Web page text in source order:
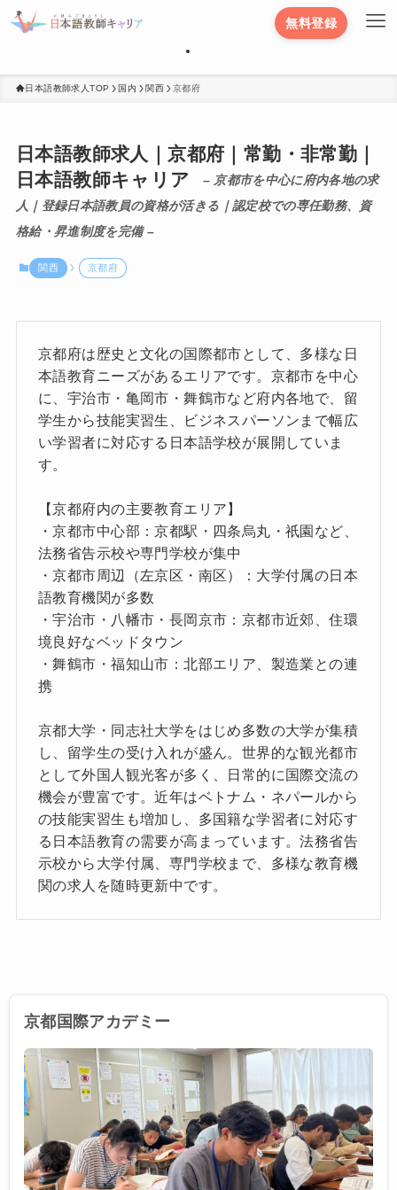
無料登録
日本語教師求人TOP 国内 関西 京都府
日本語教師求人｜京都府｜常勤・非常勤｜
日本語教師キャリア
– 京都市を中心に府内各地の求
人｜登録日本語教員の資格が活きる｜認定校での専任勤務、資
格給・昇進制度を完備 –
関西 京都府
京都府は歴史と文化の国際都市として、多様な日
本語教育ニーズがあるエリアです。京都市を中心
に、宇治市・亀岡市・舞鶴市など府内各地で、留
学生から技能実習生、ビジネスパーソンまで幅広
い学習者に対応する日本語学校が展開していま
す。
【京都府内の主要教育エリア】
・京都市中心部：京都駅・四条烏丸・祇園など、
法務省告示校や専門学校が集中
・京都市周辺（左京区・南区）：大学付属の日本
語教育機関が多数
・宇治市・八幡市・長岡京市：京都市近郊、住環
境良好なベッドタウン
・舞鶴市・福知山市：北部エリア、製造業との連
携
京都大学・同志社大学をはじめ多数の大学が集積
し、留学生の受け入れが盛ん。世界的な観光都市
として外国人観光客が多く、日常的に国際交流の
機会が豊富です。近年はベトナム・ネパールから
の技能実習生も増加し、多国籍な学習者に対応す
る日本語教育の需要が高まっています。法務省告
示校から大学付属、専門学校まで、多様な教育機
関の求人を随時更新中です。
京都国際アカデミー